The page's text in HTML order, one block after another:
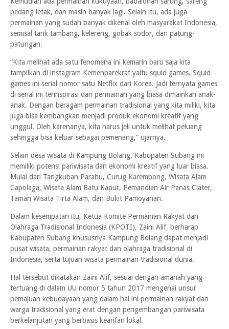
pedang letak, dan masih banyak lagi. Selain itu, ada juga
permainan yang sudah banyak dikenal oleh masyarakat Indonesia,
semisal tarik tambang, kelereng, gobak sodor, dan patung-
patungan.
“Kita melihat ada satu fenomena ini kemarin baru saja kita
tampilkan di instagram Kemenparekraf yaitu squid games. Squid
games ini serial nomor satu Netflix dari Korea. Jadi ternyata games
di serial ini terinspirasi dari permainan yang biasa dimainkan anak-
anak. Dengan beragam permainan tradisional yang kita miliki, kita
juga bisa kembangkan menjadi produk ekonomi kreatif yang
unggul. Oleh karenanya, kita harus jeli untuk melihat peluang
sehingga bisa keluar sebagai pemenang,” ujarnya.
Selain desa wisata di Kampung Bolang, Kabupaten Subang ini
memiliki potensi pariwisata dan ekonomi kreatif yang luar biasa.
Mulai dari Tangkuban Parahu, Curug Karembong, Wisata Alam
Capolaga, Wisata Alam Batu Kapur, Pemandian Air Panas Ciater,
Taman Wisata Tirta Alam, dan Bukit Pamoyanan.
Dalam kesempatan itu, Ketua Komite Permainan Rakyat dan
Olahraga Tradisional Indonesia (KPOTI), Zaini Alif, berharap
Kabupaten Subang khususnya Kampung Bolang dapat menjadi
pusat wisata, permainan rakyat dan olahraga tradisional di
Indonesia, serta tujuan wisata permainan tradisional dunia.
Hal tersebut dikatakan Zaini Alif, sesuai dengan amanah yang
tertuang di dalam UU nomor 5 tahun 2017 mengenai unsur
pemajuan kebudayaan yang dalam hal ini permainan rakyat dan
warga tradisional yang erat dengan pengembangan pariwisata
berkelanjutan yang berbasis kearifan lokal.